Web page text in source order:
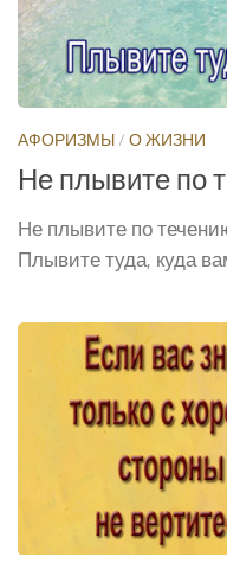
АФОРИЗМЫ/ О ЖИЗНИ
Не плывите по
Не плывите по
Плывите туда, куда